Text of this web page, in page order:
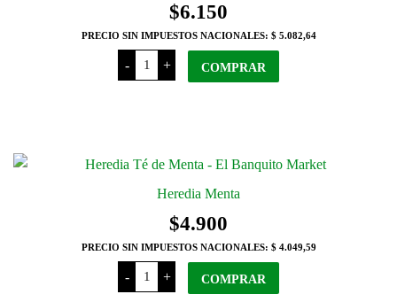
$6.150
PRECIO SIN IMPUESTOS NACIONALES: $ 5.082,64
-
Delhi
Tea
Dark
+ COMPRAR
Heredia Menta
$4.900
PRECIO SIN IMPUESTOS NACIONALES: $ 4.049,59
-
Heredia
Menta
cantidad
+ COMPRAR